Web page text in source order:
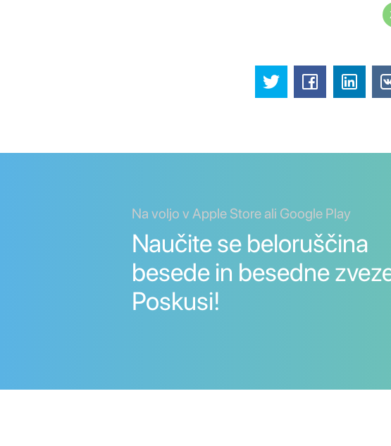
Na voljo v Apple Store ali Google Play
Naučite se beloruščina
besede in besedne
Poskusi!